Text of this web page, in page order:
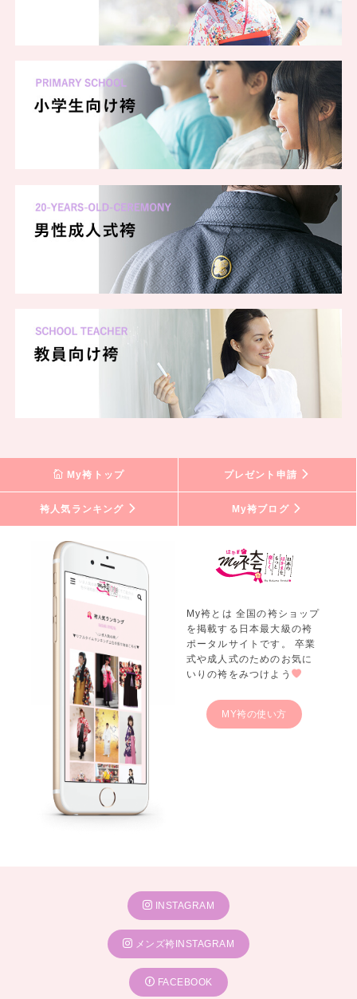
My袴トップ プレゼント申請
袴人気ランキング My袴ブログ
My袴とは 全国の袴ショップ
を掲載する日本最大級の袴
ポータルサイトです。 卒業
式や成人式のためのお気に
いりの袴をみつけよう
MY袴の使い方
INSTAGRAM
メンズ袴INSTAGRAM
FACEBOOK